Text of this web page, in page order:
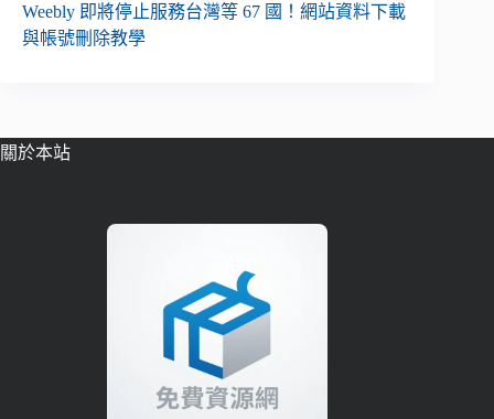
Weebly 即將停止服務台灣等 67 國！網站資料下載
與帳號刪除教學
關於本站